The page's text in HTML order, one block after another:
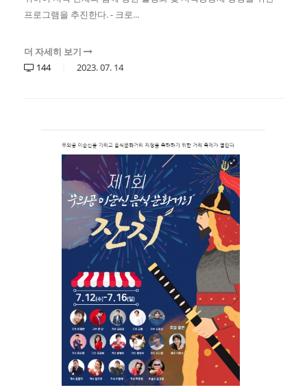
프로그램을 추진한다. - 크로...
더 자세히 보기
144
2023.07. 14